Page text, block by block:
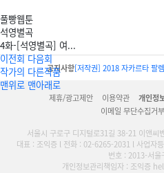
풀빵웹툰
석영별곡
4화-[석영별곡] 여...
이전회 다음회
작가의 다른작품
맨위로 맨아래로
공지사항[저작권] 2018 자카르타 팔
제휴/광고제안 이용약관 개인정
이메일 무단수집거부
서울시 구로구 디지털로31길 38-21 이앤씨
대표 : 조익증 l 전화 : 02-6265-2031 l 사업자
번호 : 2013-서울
개인정보관리책임자 : 조익증